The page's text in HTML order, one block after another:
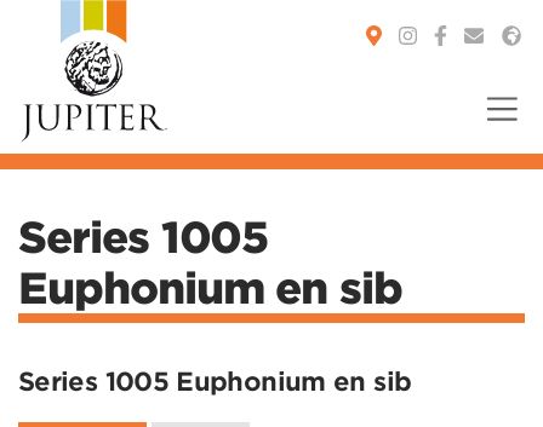
Series 1005
Euphonium en sib
Series 1005 Euphonium en sib